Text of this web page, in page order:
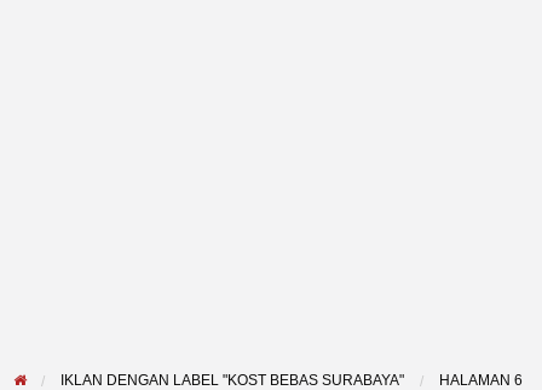
IKLAN DENGAN LABEL "KOST BEBAS SURABAYA" HALAMAN 6